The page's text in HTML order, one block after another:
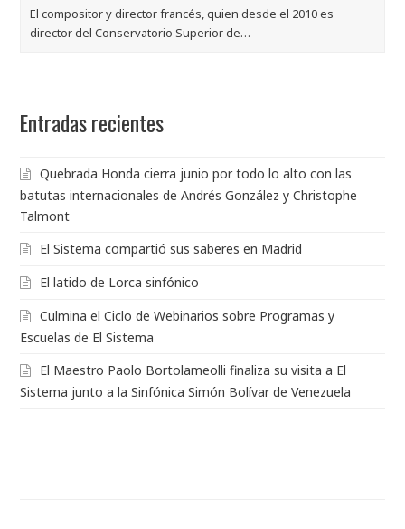
El compositor y director francés, quien desde el 2010 es
director del Conservatorio Superior de…
Entradas recientes
Quebrada Honda cierra junio por todo lo alto con las
batutas internacionales de Andrés González y Christophe
Talmont
El Sistema compartió sus saberes en Madrid
El latido de Lorca sinfónico
Culmina el Ciclo de Webinarios sobre Programas y
Escuelas de El Sistema
El Maestro Paolo Bortolameolli finaliza su visita a El
Sistema junto a la Sinfónica Simón Bolívar de Venezuela